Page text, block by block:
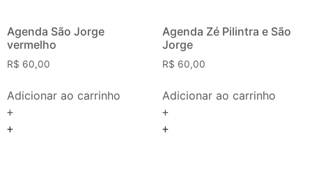
Agenda São Jorge
vermelho
R$ 60,00
Adicionar ao carrinho
+
+
Agenda Zé Pilintra e São
Jorge
R$ 60,00
Adicionar ao carrinho
+
+